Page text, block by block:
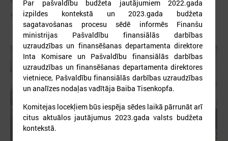
Komitejā diskutē par pašvaldību budžetiem un nodokļu izmaiņām
Par pašvaldību budžeta jautājumiem 2022.gada
izpildes kontekstā un 2023.gada budžeta
sagatavošanas procesu sēdē informēs Finanšu
ministrijas Pašvaldību finansiālās darbības
uzraudzības un finansēšanas departamenta direktore
Inta Komisare un Pašvaldību finansiālās darbības
uzraudzības un finansēšanas departamenta direktores
vietniece, Pašvaldību finansiālās darbības uzraudzības
un analīzes nodaļas vadītāja Baiba Tisenkopfa.
Komitejas locekļiem būs iespēja sēdes laikā pārrunāt arī
citus aktuālos jautājumus 2023.gada valsts budžeta
kontekstā.